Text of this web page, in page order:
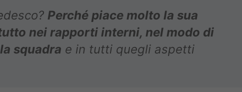
Perché piace molto la sua
nei rapporti interni, nel modo di
squadra e in tutti quegli aspetti